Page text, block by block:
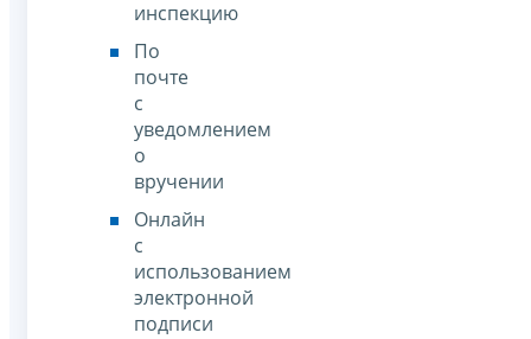
инспекцию
По
почте
с
уведомлением
о
вручении
Онлайн
с
использованием
электронной
подписи